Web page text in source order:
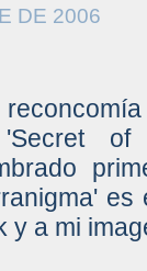
DE 2006
of
y a mi